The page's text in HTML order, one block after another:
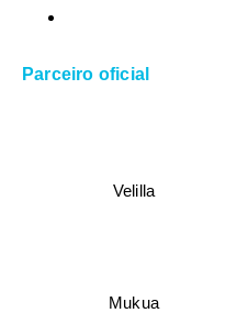
Parceiro oficial
Velilla
Mukua